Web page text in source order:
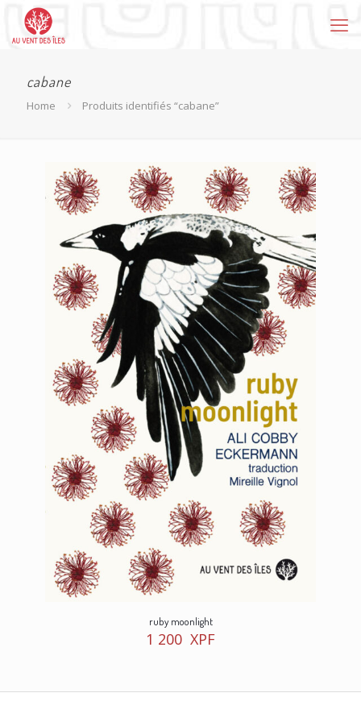
cabane
Home Produits identifiés “cabane”
ruby moonlight
1 200 XPF